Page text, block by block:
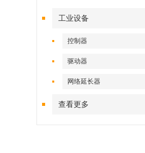
工业设备
控制器
驱动器
网络延长器
查看更多